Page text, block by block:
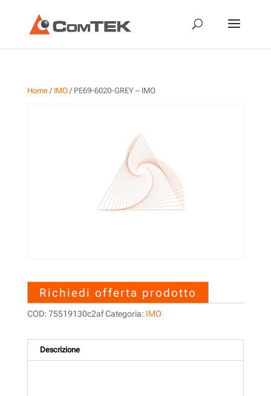
Home/ IMO/ PE69-6020-GREY – IMO
Richiedi offerta prodotto
COD: 75519130c2af Categoria: IMO
Descrizione